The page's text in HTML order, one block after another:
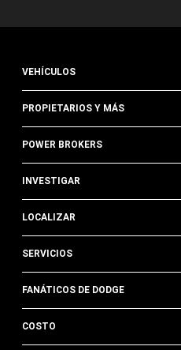
VEHÍCULOS
PROPIETARIOS Y MÁS
POWER BROKERS
INVESTIGAR
LOCALIZAR
SERVICIOS
FANÁTICOS DE DODGE
COSTO